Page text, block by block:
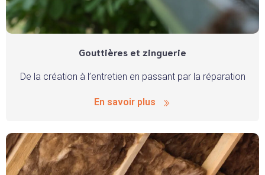
Gouttières et zinguerie
De la création à l’entretien en passant par la réparation
En savoir plus